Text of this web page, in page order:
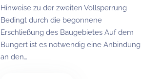
Hinweise zu der zweiten Vollsperrung
Bedingt durch die begonnene
Erschließung des Baugebietes Auf dem
Bungert ist es notwendig eine Anbindung
an den…